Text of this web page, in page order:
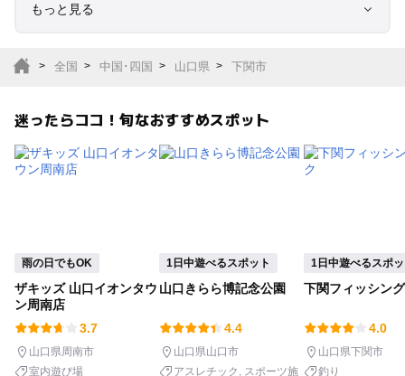
もっと見る
サファリパーク
植物園・フラワーパー
ク
釣り 自然景観
いちご狩り
潮干狩り 社会見学
全国 中国･四国 山口県 下関市
迷ったらココ！旬なおすすめスポット
雨の日でもOK
ザキッズ 山口イオンタウ
ン周南店
3.7
山口県周南市
室内遊び場
1日中遊べるスポット
山口きらら博記念公園
4.4
山口県山口市
アスレチック
スポーツ施
1日中遊べるスポ
下関フィッシン
4.0
山口県下関市
釣り